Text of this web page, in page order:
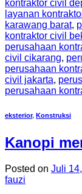
kontraktor civil
layanan
karawang barat,
kontraktor civil
perusahaan
civil cikarang,
perusahaan
civil jakarta,
perusahaan
eksterior, Konstruksi
Kanopi
Posted on Juli
fauzi